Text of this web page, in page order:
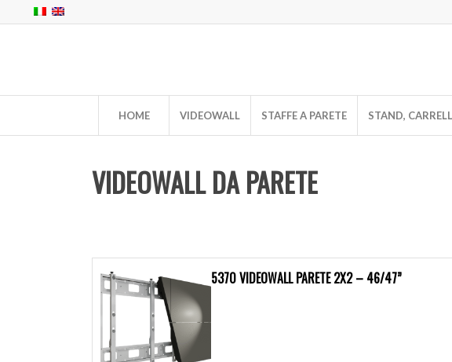
HOME VIDEOWALL STAFFE A PARETE STAND,
VIDEOWALL DA PARETE
5370 VIDEOWALL PARETE 2X2 – 46/47”